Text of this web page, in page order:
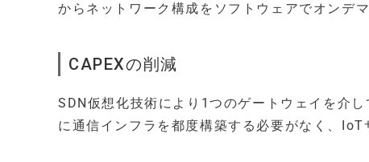
からネットワーク構成をソフトウェアでオンデ
CAPEXの削減
SDN仮想化技術により1つのゲートウェイを介
に通信インフラを都度構築する必要がなく、IoT